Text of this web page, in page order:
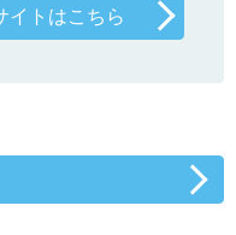
イトはこちら